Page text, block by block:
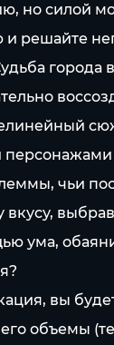
но силой
и решайте
города
чьи
вкусу,
ума,
вы
объемы